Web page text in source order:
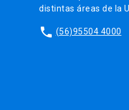
distintas áreas de la
phone (56)95504 4000